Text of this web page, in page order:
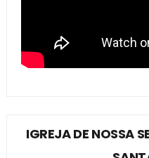
IGREJA DE NOSSA